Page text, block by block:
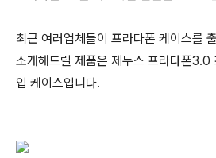
최근 여러업체들이 프라다폰 케이스를
소개해드릴 제품은 제누스 프라다폰3.0
입 케이스입니다.